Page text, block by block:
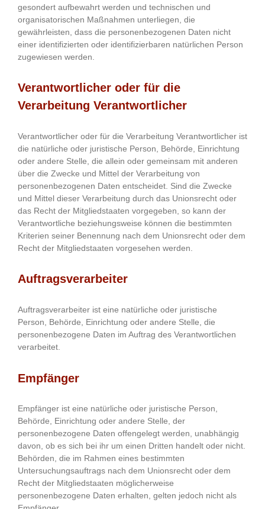
gesondert aufbewahrt werden und technischen und
organisatorischen Maßnahmen unterliegen, die
gewährleisten, dass die personenbezogenen Daten nicht
einer identifizierten oder identifizierbaren natürlichen Person
zugewiesen werden.
Verantwortlicher oder für die
Verarbeitung Verantwortlicher
Verantwortlicher oder für die Verarbeitung Verantwortlicher ist
die natürliche oder juristische Person, Behörde, Einrichtung
oder andere Stelle, die allein oder gemeinsam mit anderen
über die Zwecke und Mittel der Verarbeitung von
personenbezogenen Daten entscheidet. Sind die Zwecke
und Mittel dieser Verarbeitung durch das Unionsrecht oder
das Recht der Mitgliedstaaten vorgegeben, so kann der
Verantwortliche beziehungsweise können die bestimmten
Kriterien seiner Benennung nach dem Unionsrecht oder dem
Recht der Mitgliedstaaten vorgesehen werden.
Auftragsverarbeiter
Auftragsverarbeiter ist eine natürliche oder juristische
Person, Behörde, Einrichtung oder andere Stelle, die
personenbezogene Daten im Auftrag des Verantwortlichen
verarbeitet.
Empfänger
Empfänger ist eine natürliche oder juristische Person,
Behörde, Einrichtung oder andere Stelle, der
personenbezogene Daten offengelegt werden, unabhängig
davon, ob es sich bei ihr um einen Dritten handelt oder nicht.
Behörden, die im Rahmen eines bestimmten
Untersuchungsauftrags nach dem Unionsrecht oder dem
Recht der Mitgliedstaaten möglicherweise
personenbezogene Daten erhalten, gelten jedoch nicht als